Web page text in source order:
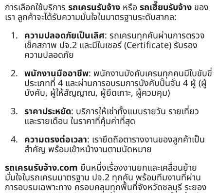
การเลือกใช้บริการ รถเครนรับจ้าง หรือรถเฮี๊ยบรับจ้าง ของ
เรา ลูกค้าจะได้รับความมั่นใจในมาตรฐานระดับสากล:
ความปลอดภัยเป็นเลิศ: รถเครนทุกคันผ่านการตรวจ
เช็คสภาพ ปจ.2 และมีใบเซอร์ (Certificate) รับรอง
ความปลอดภัย
พนักงานมืออาชีพ: พนักงานบังคับเครนทุกคนมีใบขับขี่
ประเภทที่ 4 และผ่านการอบรมการบังคับปั้นจั่น 4 ผู้ (ผู้
บังคับ, ผู้ให้สัญญาณ, ผู้ยึดเกาะ, ผู้ควบคุม)
ราคาประหยัด: บริการให้เช่าทั้งแบบรายวัน รายเที่ยว
และรายเดือน ในราคาที่คุ้มค่าที่สุด
ความตรงต่อเวลา: เรายึดถือตารางงานของลูกค้าเป็น
สำคัญ พร้อมเข้าหน้างานตามนัดหมาย
รถเครนรับจ้าง.com ยืนหนึ่งเรื่องงานยกและเคลื่อนย้าย
มั่นใจในรถเครนมาตรฐาน ปจ.2 ทุกคัน พร้อมทีมงานที่ผ่าน
การอบรมเฉพาะทาง ครอบคลุมทุกพื้นที่จังหวัดชลบุรี ระยอง